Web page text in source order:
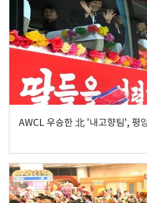
AWCL 우승한 北 '내고향팀', 평